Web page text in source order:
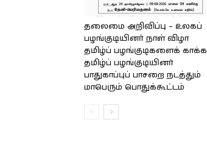
தலைமை அறிவிப்பு – உலகப்
பழங்குடியினர் நாள் விழா
தமிழ்ப் பழங்குடிகளைக் காக்க
தமிழ்ப் பழங்குடியினர்
பாதுகாப்புப் பாசறை நடத்தும்
மாபெரும் பொதுக்கூட்டம்